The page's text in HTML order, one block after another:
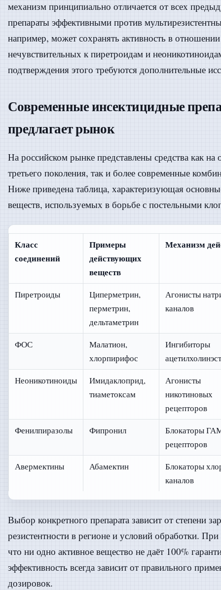
механизм принципиально отличается от всех
препараты эффективными против
например, может сохранять активность в
нечувствительных к пиретроидам и
подтверждения этого требуются дополнительные
Современные инсектицидные
предлагает рынок
На российском рынке представлены средства как на
третьего поколения, так и более современные
Ниже приведена таблица, характеризующая
веществ, используемых в борьбе с постельными
Класс
соединений
Примеры
действующих
веществ
Механизм
Пиретроиды
Циперметрин,
перметрин,
дельтаметрин
Агонисты
каналов
ФОС
Малатион,
хлорпирифос
Ингибиторы
Неоникотиноиды
Имидаклоприд,
тиаметоксам
Агонисты
никотиновых
рецепторов
Фенилпиразолы
Фипронил
Блокаторы
рецепторов
Авермектины
Абамектин
Блокаторы
каналов
Выбор конкретного препарата зависит от степени
резистентности в регионе и условий обработки.
что ни одно активное вещество не даёт 100%
эффективность всегда зависит от правильного
дозировок.